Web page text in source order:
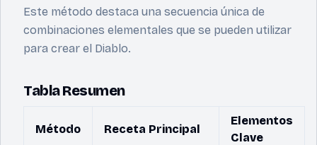
Este método destaca una secuencia única de
combinaciones elementales que se pueden utilizar
para crear el Diablo.
Tabla Resumen
Método Receta Principal
Elementos
Clave